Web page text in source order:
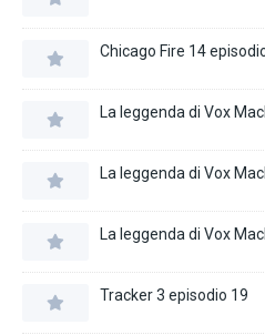
Chicago Fire 14
La leggenda di Vox
La leggenda di Vox
La leggenda di Vox
Tracker 3 episodio 19